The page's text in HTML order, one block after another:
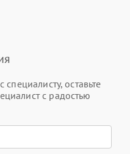
специалисту, оставьте
с радостью